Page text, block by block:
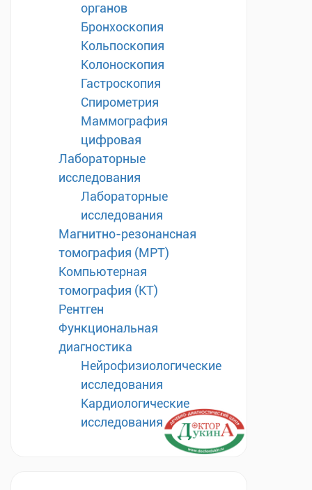
органов
Бронхоскопия
Кольпоскопия
Колоноскопия
Гастроскопия
Спирометрия
Маммография
цифровая
Лабораторные
исследования
Лабораторные
исследования
Магнитно-резонансная
томография (МРТ)
Компьютерная
томография (КТ)
Рентген
Функциональная
диагностика
Нейрофизиологические
исследования
Кардиологические
исследования